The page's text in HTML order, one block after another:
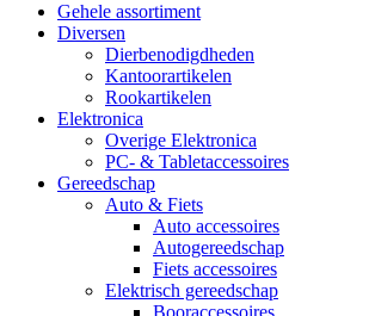
Gehele assortiment
Diversen
Dierbenodigdheden
Kantoorartikelen
Rookartikelen
Elektronica
Overige Elektronica
PC- & Tabletaccessoires
Gereedschap
Auto & Fiets
Auto accessoires
Autogereedschap
Fiets accessoires
Elektrisch gereedschap